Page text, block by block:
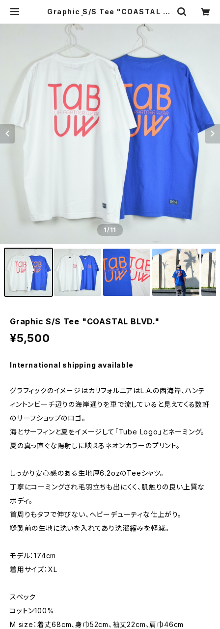
Graphic S/S Tee "COASTAL BL
1/11
Graphic S/S Tee "COASTAL BLVD."
¥5,500
International shipping available
グラフィックのイメージはカリフォルニアはL.A.の西海岸、ハンテ
ィントンビーチ辺りの海岸通りを車で流していると見えてくる数軒
のサーフショップのロゴ。
海とサーフィンと夏をイメージして「Tube Logo」とネーミング。
夏の真っ直ぐな陽射しに映えるネオンカラーのプリント。
しっかり安心感のある生地厚6.2ozのTeeシャツ。
丁寧にコーミングされ毛羽立ちも出にくく、肌触りの良い上質な
ボディ。
首周りもタフで伸びない、ヘビーデューティな仕上がり。
縫製前の生地に洗いを入れてあり洗濯縮みを軽減。
モデル：174cm
着用サイズ：XL
スペック
コットン100%
M size：着丈68cm、身巾52cm、袖丈22cm、肩巾46cm